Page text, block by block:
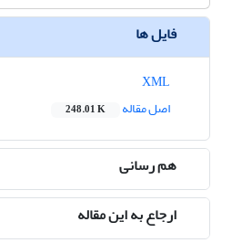
فایل ها
اصل مقاله
248.01 K
هم رسانی
ارجاع به این مقاله